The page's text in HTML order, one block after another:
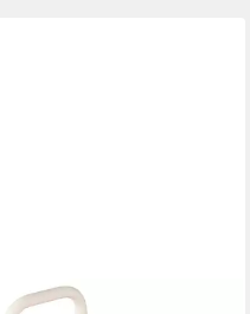
COSTWAY